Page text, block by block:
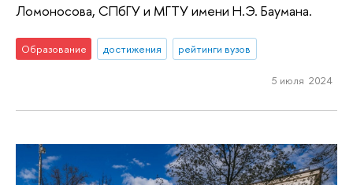
Ломоносова, СПбГУ и МГТУ имени Н.Э. Баумана.
Образование достижения рейтинги вузов
5 июля 2024